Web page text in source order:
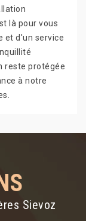
là pour vous
et d'un service
reste protégée
à notre
Sievoz